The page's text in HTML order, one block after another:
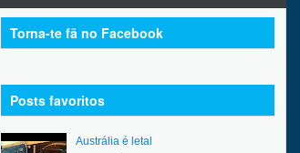
Torna-te fã no Facebook
Posts favoritos
Austrália é letal